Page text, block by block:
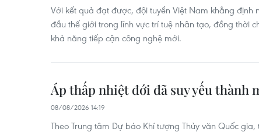
Với kết quả đạt được, đội tuyển Việt Nam khẳng định
đầu thế giới trong lĩnh vực trí tuệ nhân tạo, đồng thời
khả năng tiếp cận công nghệ mới.
Áp thấp nhiệt đới đã suy yếu thành
08/08/2026 14:19
Theo Trung tâm Dự báo Khí tượng Thủy văn Quốc